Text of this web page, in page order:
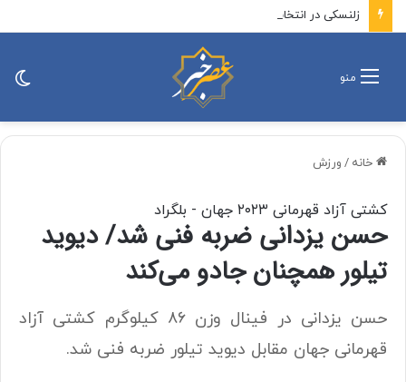
زلنسکی در انتخابات ریاست جمهوری اوکراین شکست می‌خورد
منو
خانه / ورزش
کشتی آزاد قهرمانی ۲۰۲۳ جهان - بلگراد
حسن یزدانی ضربه فنی شد/ دیوید
تیلور همچنان جادو می‌کند
حسن یزدانی در فینال وزن ۸۶ کیلوگرم کشتی آزاد
قهرمانی جهان مقابل دیوید تیلور ضربه فنی شد.